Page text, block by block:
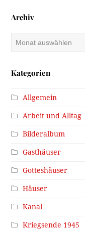
Archiv
Kategorien
Allgemein
Arbeit und Alltag
Bilderalbum
Gasthäuser
Gotteshäuser
Häuser
Kanal
Kriegsende 1945